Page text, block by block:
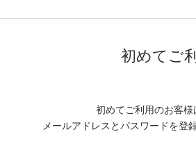
初めてご
初めてご利用のお客様
メールアドレスとパスワードを登